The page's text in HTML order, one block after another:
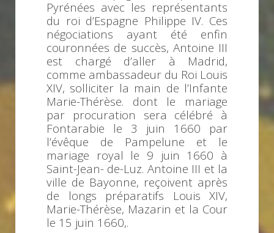
Pyrénées avec les représentants
du roi d’Espagne Philippe IV. Ces
négociations ayant été enfin
couronnées de succès, Antoine III
est chargé d’aller à Madrid,
comme ambassadeur du Roi Louis
XIV, solliciter la main de l’Infante
Marie-Thérèse. dont le mariage
par procuration sera célébré à
Fontarabie le 3 juin 1660 par
l’évêque de Pampelune et le
mariage royal le 9 juin 1660 à
Saint-Jean- de-Luz. Antoine III et la
ville de Bayonne, reçoivent après
de longs préparatifs Louis XIV,
Marie-Thérèse, Mazarin et la Cour
le 15 juin 1660,.